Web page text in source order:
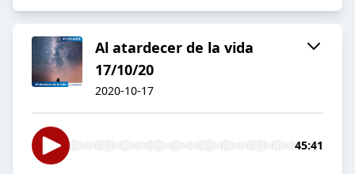
Al atardecer de la vida
17/10/20
2020-10-17
45:41